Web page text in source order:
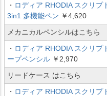
・ ロディア RHODIA スクリプ
3in1 多機能ペン ￥4,620
メカニカルペンシルはこちら
・ ロディア RHODIA スクリプ
ープペンシル ￥2,970
リードケース はこちら
・ ロディア RHODIA スクリ